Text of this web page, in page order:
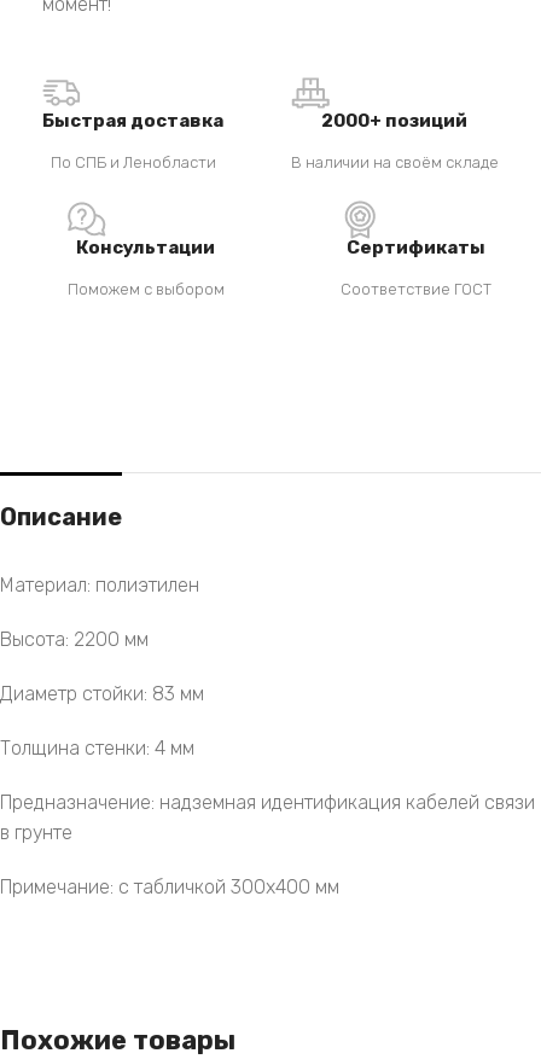
момент!
Быстрая доставка
По СПБ и Ленобласти
2000+ позиций
В наличии на своём складе
Консультации
Поможем с выбором
Сертификаты
Соответствие ГОСТ
Описание
Материал: полиэтилен
Высота: 2200 мм
Диаметр стойки: 83 мм
Толщина стенки: 4 мм
Предназначение: надземная идентификация кабелей связи
в грунте
Примечание: с табличкой 300х400 мм
Похожие товары